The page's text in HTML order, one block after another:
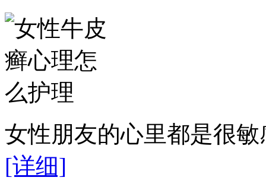
女性朋友的心里都是很
[详细]